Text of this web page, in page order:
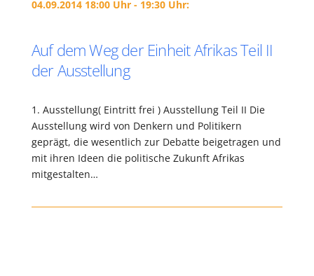
04.09.2014 18:00 Uhr - 19:30 Uhr:
Auf dem Weg der Einheit Afrikas Teil II
der Ausstellung
1. Ausstellung( Eintritt frei ) Ausstellung Teil II Die
Ausstellung wird von Denkern und Politikern
geprägt, die wesentlich zur Debatte beigetragen und
mit ihren Ideen die politische Zukunft Afrikas
mitgestalten…